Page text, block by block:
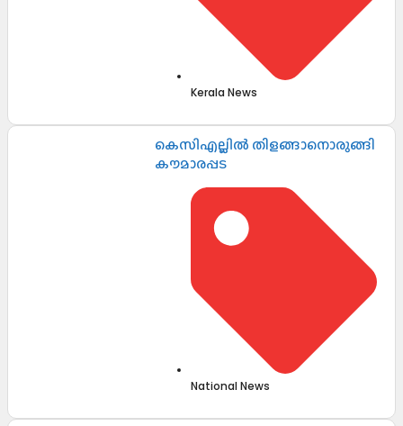
Kerala News
കെസിഎല്ലിൽ തിളങ്ങാനൊരുങ്ങി
കൗമാരപ്പട
National News